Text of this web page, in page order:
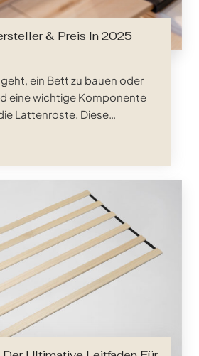
& Preis In 2025
ein Bett zu bauen oder
eine wichtige Komponente
Lattenroste. Diese
für eine gute Nachtruhe.
sind Lattenroste, und warum
Tauchen Sie ein in die Welt
erfahren Sie alles, was